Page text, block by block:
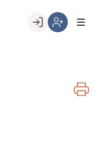
registrieren,